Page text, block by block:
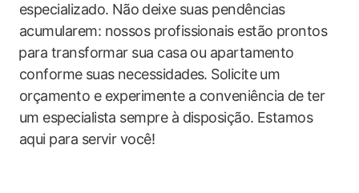
especializado. Não⁣ deixe‍ suas pendências
acumularem: nossos profissionais estão prontos
⁤para transformar sua casa ou apartamento
conforme ⁣suas​ necessidades. Solicite um
orçamento e experimente a conveniência de ⁤ter⁤
um especialista sempre à disposição. Estamos⁢
aqui para servir você!